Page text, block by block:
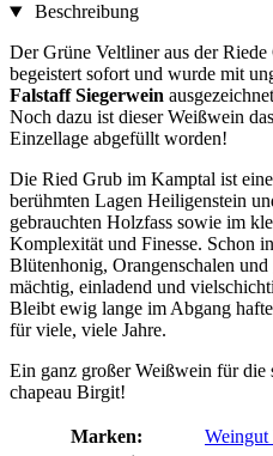
Beschreibung
Der Grüne Veltliner aus der
begeistert sofort und wurde mit
Falstaff Siegerwein
Noch dazu ist dieser Weißwein
Einzellage abgefüllt worden!
Die Ried Grub im Kamptal ist
berühmten Lagen Heiligenstein
gebrauchten Holzfass sowie im
Komplexität und Finesse. Schon
Blütenhonig, Orangenschalen
mächtig, einladend und
Bleibt ewig lange im Abgang
für viele, viele Jahre.
Ein ganz großer Weißwein für die
chapeau Birgit!
Marken: